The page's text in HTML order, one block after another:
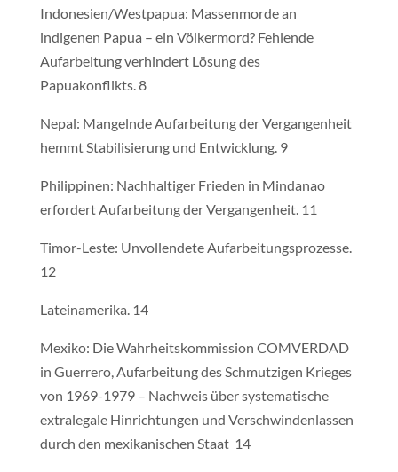
Indonesien/Westpapua: Massenmorde an
indigenen Papua – ein Völkermord? Fehlende
Aufarbeitung verhindert Lösung des
Papuakonflikts. 8
Nepal: Mangelnde Aufarbeitung der Vergangenheit
hemmt Stabilisierung und Entwicklung. 9
Philippinen: Nachhaltiger Frieden in Mindanao
erfordert Aufarbeitung der Vergangenheit. 11
Timor-Leste: Unvollendete Aufarbeitungsprozesse.
12
Lateinamerika. 14
Mexiko: Die Wahrheitskommission COMVERDAD
in Guerrero, Aufarbeitung des Schmutzigen Krieges
von 1969-1979 – Nachweis über systematische
extralegale Hinrichtungen und Verschwindenlassen
durch den mexikanischen Staat 14